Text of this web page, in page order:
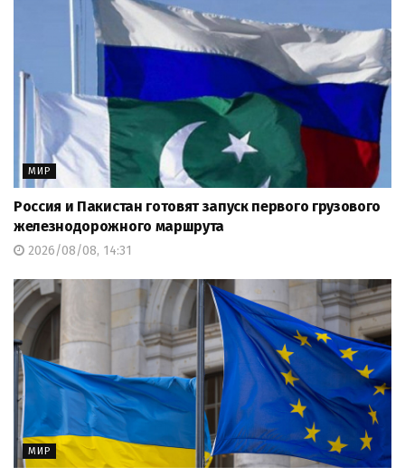
МИР
Россия и Пакистан готовят запуск первого грузового
железнодорожного маршрута
2026/08/08, 14:31
МИР